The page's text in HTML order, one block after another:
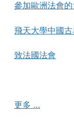
參加歐洲法會的
飛天大學中國
致法國法會
更多 …